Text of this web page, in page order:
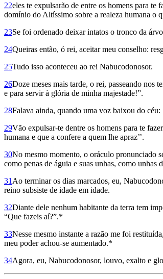
22eles te expulsarão de entre os homens para te
domínio do Altíssimo sobre a realeza humana o
23Se foi ordenado deixar intatos o tronco da
24Queiras então, ó rei, aceitar meu conselho:
25Tudo isso aconteceu ao rei Nabucodonosor.
26Doze meses mais tarde, o rei, passeando nos
e para servir à glória de minha majestade!”.
28Falava ainda, quando uma voz baixou do
29Vão expulsar-te dentre os homens para te
humana e que a confere a quem lhe apraz’’.
30No mesmo momento, o oráculo pronunciado
como penas de águia e suas unhas, como unhas
31 Ao terminar os dias marcados, eu,
reino subsiste de idade em idade.
32Diante dele nenhum habitante da terra tem
“Que fazeis aí?”.*
33Nesse mesmo instante a razão me foi
meu poder achou-se aumentado.*
34Agora, eu, Nabucodonosor, louvo, exalto e